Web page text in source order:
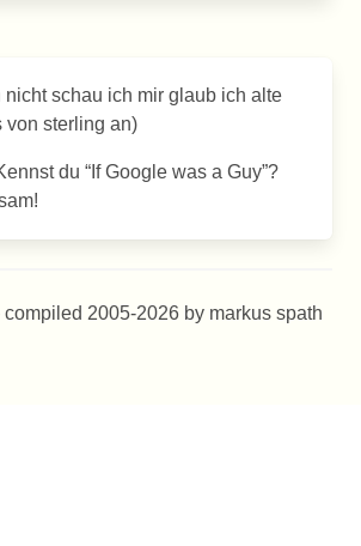
nicht schau ich mir glaub ich alte
von sterling an)
du “If Google was a Guy”?
2005-2026 by markus spath